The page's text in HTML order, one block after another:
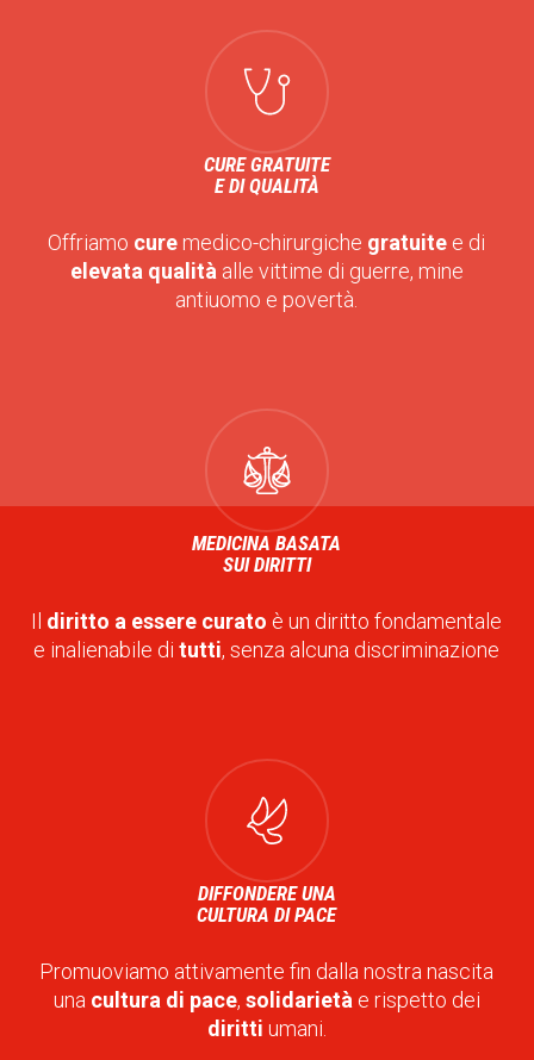
CURE GRATUITE
E DI QUALITÀ
Offriamo cure medico-chirurgiche gratuite e di
elevata qualità alle vittime di guerre, mine
antiuomo e povertà.
MEDICINA BASATA
SUI DIRITTI
Il diritto a essere curato è un diritto fondamentale
e inalienabile ditutti, senza alcuna discriminazione
DIFFONDERE UNA
CULTURA DI PACE
Promuoviamo attivamente fin dalla nostra nascita
una cultura di pace, solidarietà e rispetto dei
diritti umani.